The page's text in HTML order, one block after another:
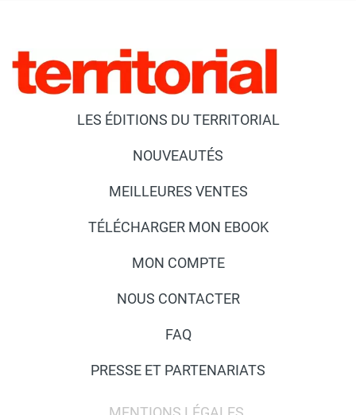
LES ÉDITIONS DU TERRITORIAL
NOUVEAUTÉS
MEILLEURES VENTES
TÉLÉCHARGER MON EBOOK
MON COMPTE
NOUS CONTACTER
FAQ
PRESSE ET PARTENARIATS